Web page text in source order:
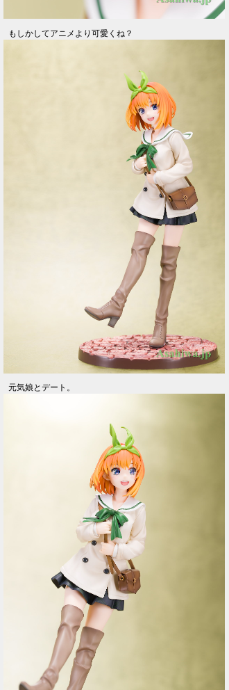
もしかしてアニメより可愛くね？
元気娘とデート。